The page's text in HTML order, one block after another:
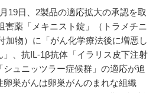
19日、2製品の適応拡大の承認を取
害薬「メキニスト錠」（トラメチニ
加物）に「がん化学療法後に増悪し
、抗IL-1β抗体「イラリス皮下注射
ュニッツラー症候群」の適応が追
巣がんは卵巣がんのまれな組織